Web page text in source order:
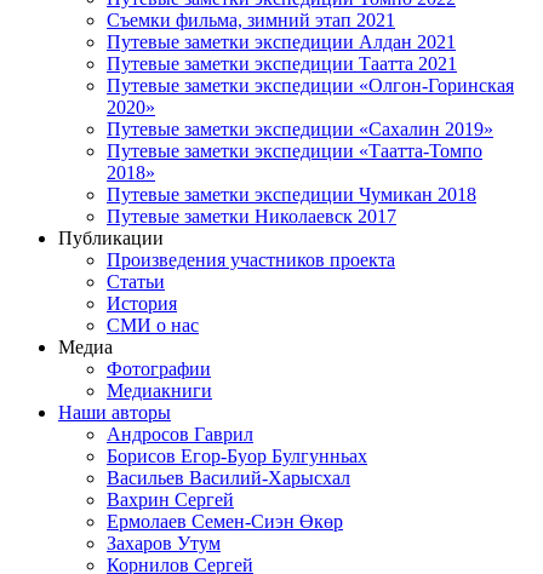
Съемки фильма, зимний этап 2021
Путевые заметки экспедиции Алдан 2021
Путевые заметки экспедиции Таатта 2021
Путевые заметки экспедиции «Олгон-Горинская
2020»
Путевые заметки экспедиции «Сахалин 2019»
Путевые заметки экспедиции «Таатта-Томпо
2018»
Путевые заметки экспедиции Чумикан 2018
Путевые заметки Николаевск 2017
Публикации
Произведения участников проекта
Статьи
История
СМИ о нас
Медиа
Фотографии
Медиакниги
Наши авторы
Андросов Гаврил
Борисов Егор-Буор Булгунньах
Васильев Василий-Харысхал
Вахрин Сергей
Ермолаев Семен-Сиэн Өкөр
Захаров Утум
Корнилов Сергей